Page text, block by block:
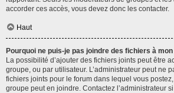
accorder ces accès, vous devez donc les contacter.
Haut
Pourquoi ne puis-je pas joindre des fichiers à
La possibilité d’ajouter des fichiers joints peut être
groupe, ou par utilisateur. L’administrateur peut ne
fichiers joints pour le forum dans lequel vous
groupe peut en joindre. Contactez l’administrateur